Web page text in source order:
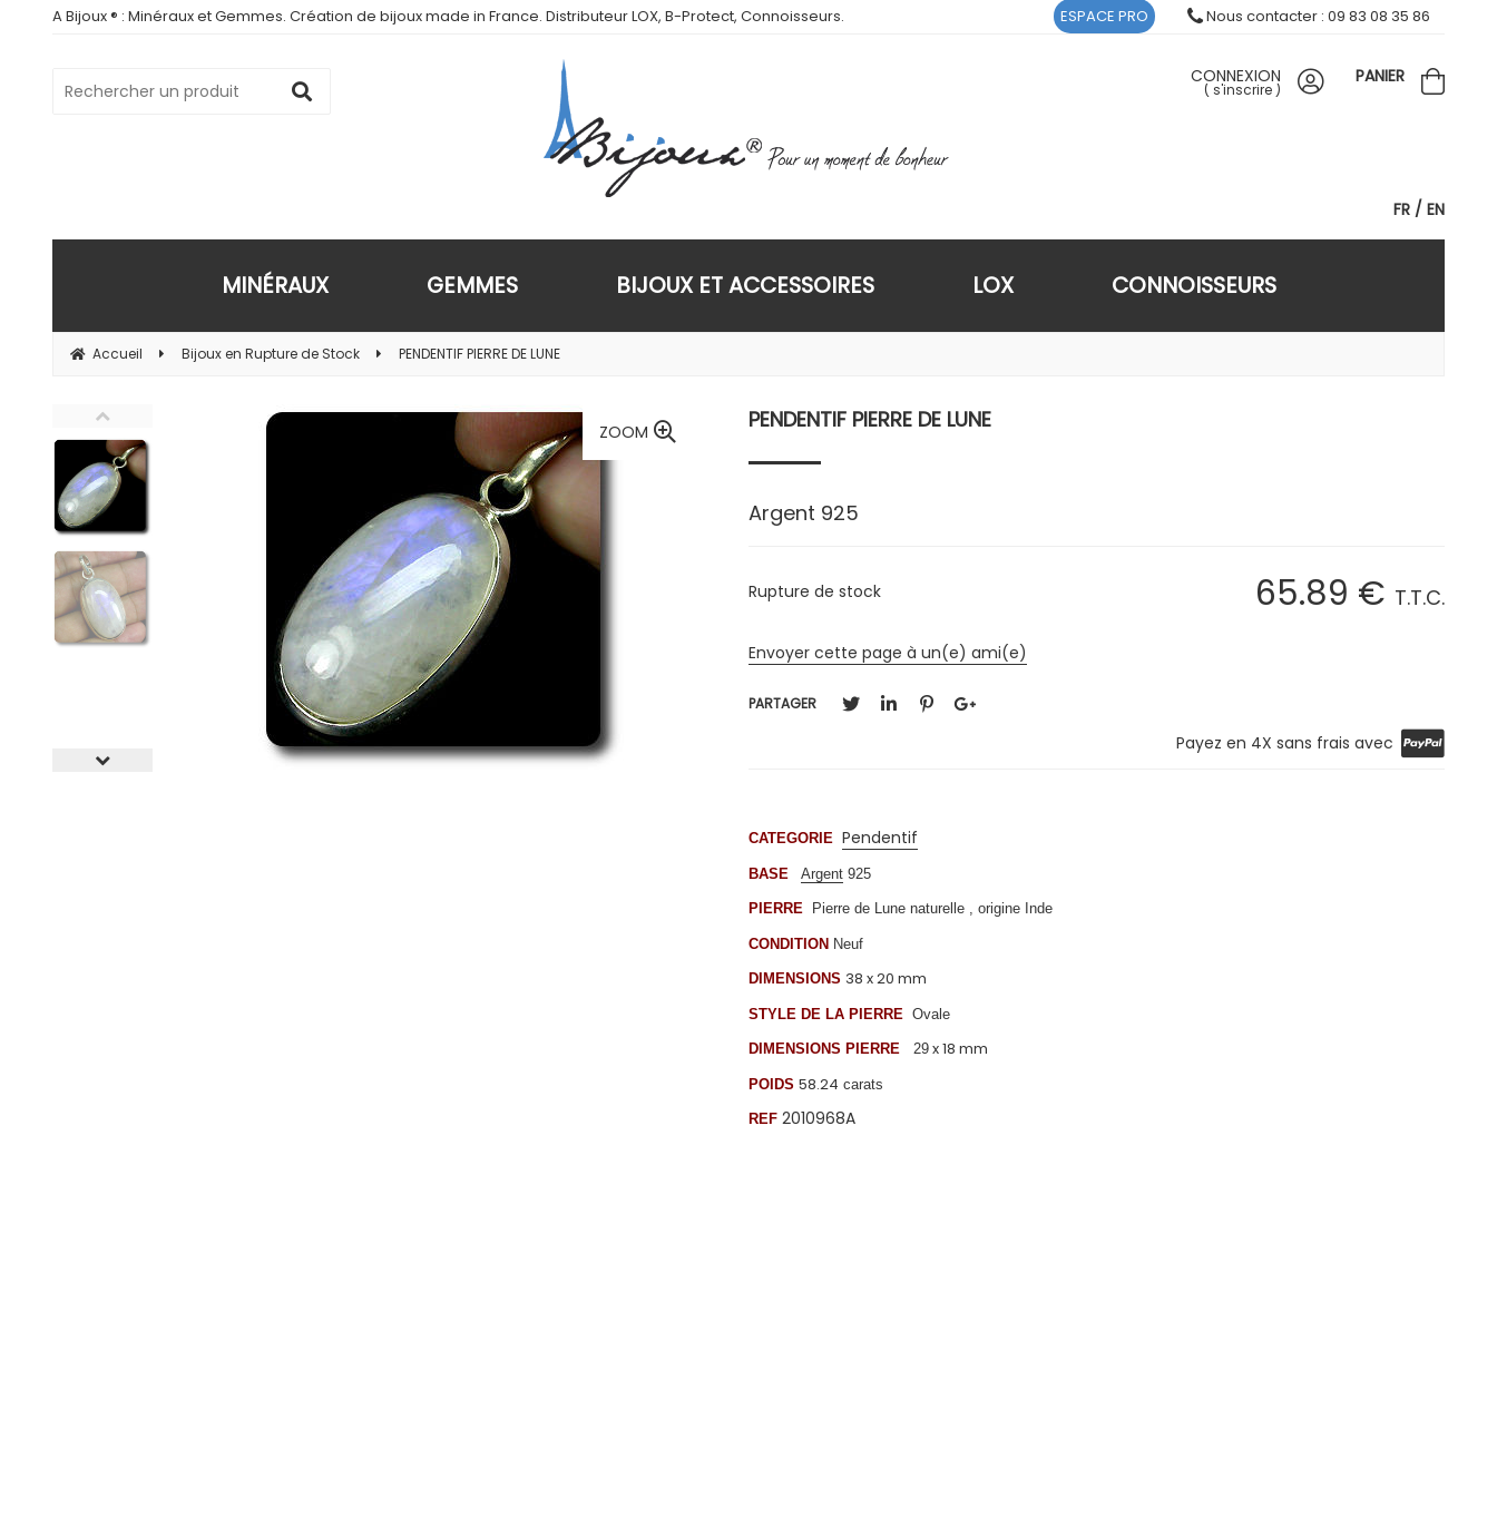
A Bijoux ® : Minéraux et Gemmes. Création de bijoux made in France. Distributeur LOX, B-Protect, Connoisseurs.
FR EN
CONNEXION
( s'inscrire )
PANIER
MINÉRAUX GEMMES BIJOUX ET ACCESSOIRES LOX CONNOISSEURS
Accueil Bijoux en Rupture de Stock PENDENTIF PIERRE DE LUNE
ZOOM PENDENTIF PIERRE DE LUNE
Argent 925
65.89 € T.T.C.
Rupture de stock
Envoyer cette page à un(e) ami(e)
PARTAGER
Payez en 4X sans frais avec
CATEGORIE Pendentif
BASE Argent 925
PIERRE Pierre de Lune naturelle , origine Inde
CONDITION Neuf
DIMENSIONS 38 x 20 mm
STYLE DE LA PIERRE Ovale
DIMENSIONS PIERRE 29 x 18 mm
POIDS 58.24 carats
REF 2010968A
ESPACE PRO Nous contacter : 09 83 08 35 86